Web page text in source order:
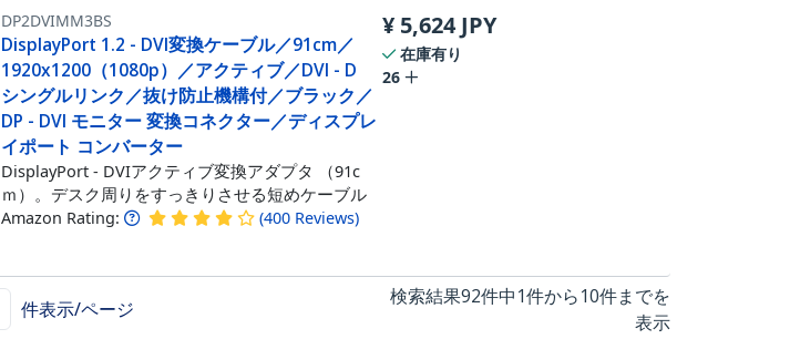
DP2DVIMM3BS
DisplayPort 1.2 - DVI変換ケーブル／91cm／
1920x1200（1080p）／アクティブ／DVI - D
シングルリンク／抜け防止機構付／ブラック／
DP - DVI モニター 変換コネクター／ディスプレ
イポート コンバーター
DisplayPort ‐ DVIアクティブ変換アダプタ （91c
ｍ）。デスク周りをすっきりさせる短めケーブル
Amazon Rating: (400 Reviews)
¥ 5,624 JPY
在庫有り
26
件表示/ページ
検索結果92件中1件から10件までを
表示